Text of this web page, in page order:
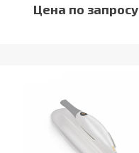
Цена по запросу